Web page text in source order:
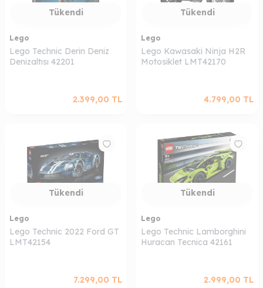
Tükendi
Lego
Lego Technic Derin Deniz
Denizaltısı 42201
2.399,00 TL
Tükendi
Lego
Lego Kawasaki Ninja H2R
Motosiklet LMT42170
4.799,00 TL
Tükendi
Lego
Lego Technic 2022 Ford GT
LMT42154
7.299,00 TL
Tükendi
Lego
Lego Technic Lamborghini
Huracan Tecnica 42161
2.999,00 TL